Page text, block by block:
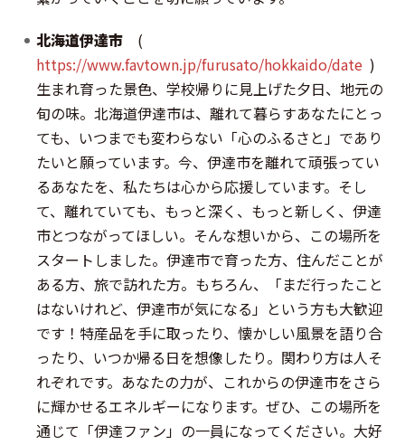
北海道伊達市 (
https://www.favtown.jp/furusato/hokkaido/date )
生まれ育った景色、学校帰りに見上げた夕日、地元の
旬の味。北海道伊達市は、離れて暮らすあなたにとっ
ても、いつまでも変わらない「心のふるさと」であり
たいと願っています。今、伊達市を離れて頑張ってい
るあなたを、私たちは心から応援しています。そし
て、離れていても、もっと深く、もっと新しく、伊達
市とつながってほしい。そんな想いから、この場所を
スタートしました。伊達市で育った方、住んだことが
ある方、旅で訪れた方。もちろん、「まだ行ったこと
はないけれど、伊達市が気になる」という方も大歓迎
です！特産品を手に取ったり、懐かしい風景を語り合
ったり、いつか帰る日を想像したり。関わり方は人そ
れぞれです。あなたの力が、これからの伊達市をさら
に輝かせるエネルギーになります。ぜひ、この場所を
通じて「伊達ファン」の一員になってください。大好